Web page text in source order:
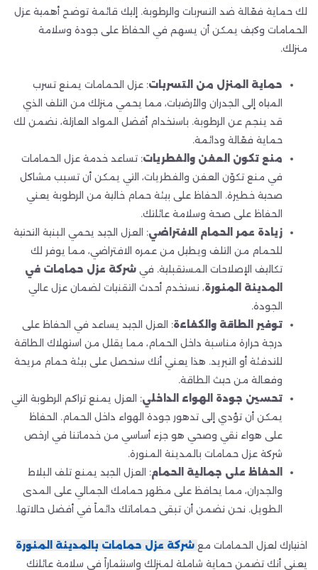
لك حماية فعّالة ضد التسربات والرطوبة. إليك قائمة توضح أهمية عزل
الحمامات وكيف يمكن أن يسهم في الحفاظ على جودة وسلامة
منزلك.
حماية المنزل من التسربات: عزل الحمامات يمنع تسرب
المياه إلى الجدران والأرضيات، مما يحمي منزلك من التلف الذي
قد ينجم عن الرطوبة. باستخدام أفضل المواد العازلة، نضمن لك
حماية فعّالة ودائمة.
منع تكون العفن والفطريات: تساعد خدمة عزل الحمامات
في منع تكوّن العفن والفطريات، التي يمكن أن تسبب مشاكل
صحية خطيرة. الحفاظ على بيئة حمام خالية من الرطوبة يعني
الحفاظ على صحة وسلامة عائلتك.
زيادة عمر الحمام الافتراضي: العزل الجيد يحمي البنية التحتية
للحمام من التلف ويطيل من عمره الافتراضي، مما يوفر لك
تكاليف الإصلاحات المستقبلية. في شركة عزل حمامات في
المدينة المنورة، نستخدم أحدث التقنيات لضمان عزل عالي
الجودة.
توفير الطاقة والكفاءة: العزل الجيد يساعد في الحفاظ على
درجة حرارة مناسبة داخل الحمام، مما يقلل من استهلاك الطاقة
للتدفئة أو التبريد. هذا يعني أنك ستحصل على بيئة حمام مريحة
وفعالة من حيث الطاقة.
تحسين جودة الهواء الداخلي: العزل يمنع تراكم الرطوبة التي
يمكن أن تؤدي إلى تدهور جودة الهواء داخل الحمام. الحفاظ
على هواء نقي وصحي هو جزء أساسي من خدماتنا في ارخص
شركة عزل حمامات بالمدينة المنورة.
الحفاظ على جمالية الحمام: العزل الجيد يمنع تلف البلاط
والجدران، مما يحافظ على مظهر حمامك الجمالي على المدى
الطويل. نحن نضمن أن تبقى حماماتك دائماً في أفضل حالاتها.
اختيارك لعزل الحمامات مع شركة عزل حمامات بالمدينة المنورة
يعني أنك تضمن حماية شاملة لمنزلك واستثماراً في سلامة عائلتك